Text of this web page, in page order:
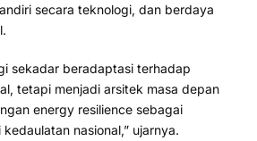
secara teknologi, dan berdaya
sekadar beradaptasi terhadap
tetapi menjadi arsitek masa depan
energy resilience sebagai
nasional,” ujarnya.